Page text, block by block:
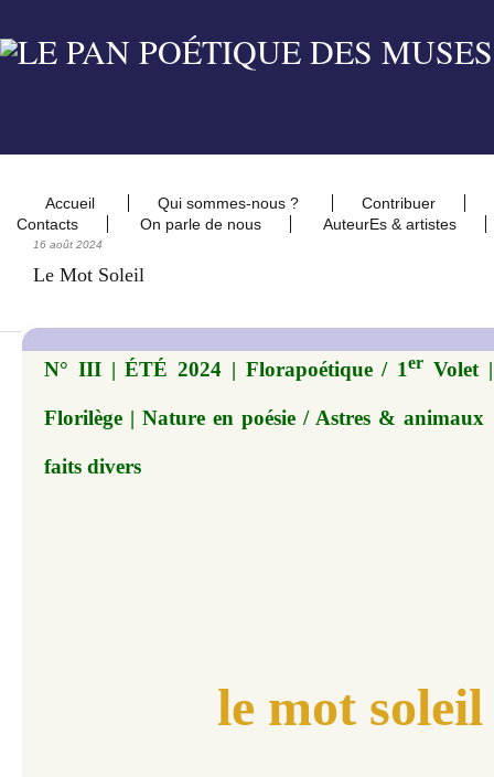
Accueil Qui sommes-nous ?
Contribuer
Contacts
On parle de nous AuteurEs & artistes
16 août 2024
Le Mot Soleil
N° III | ÉTÉ 2024 | Florapoétique / 1er Volet
Florilège | Nature en poésie / Astres &
faits divers
le mot soleil